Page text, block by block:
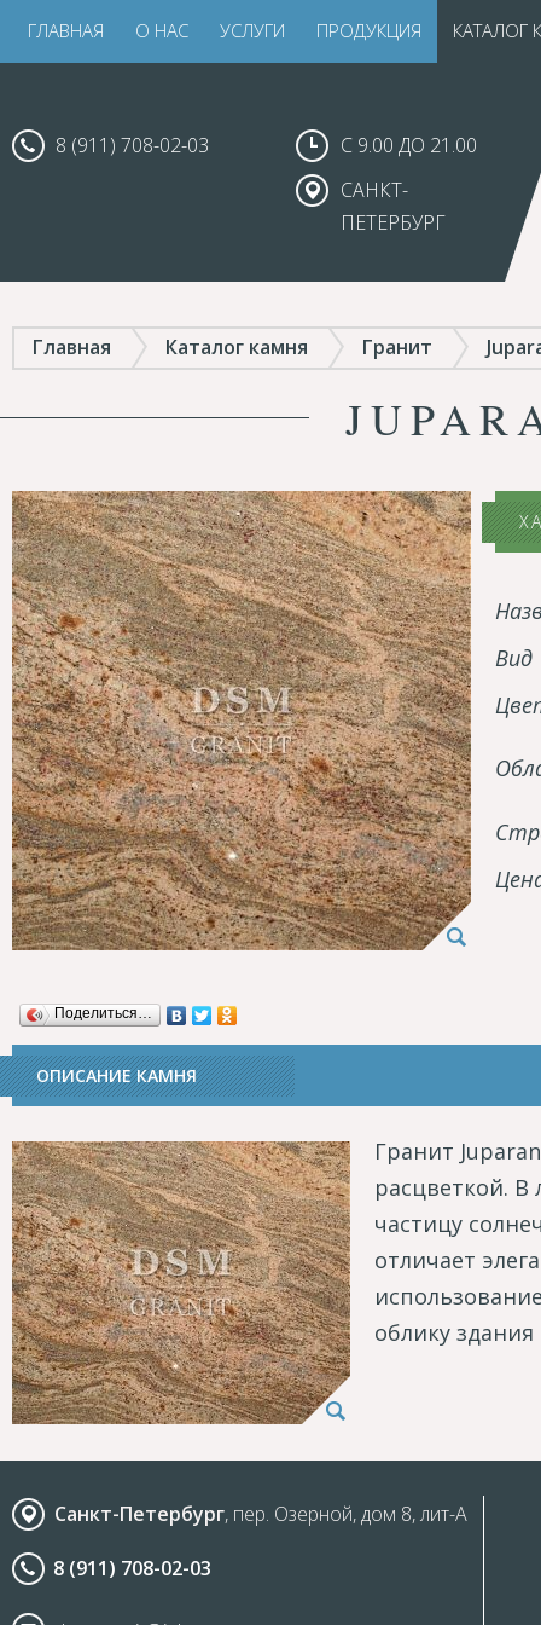
ГЛАВНАЯ О НАС УСЛУГИ ПРОДУКЦИЯ КАТАЛОГ
8 (911) 708-02-03
С 9.00 ДО 21.00
САНКТ-
ПЕТЕРБУРГ
Главная Каталог камня Гранит
Вид
Поделиться…
ОПИСАНИЕ КАМНЯ
Гранит
расцветкой.
частицу
отличает
облику
Санкт-Петербург, пер. Озерной, дом 8, лит-А
8 (911) 708-02-03